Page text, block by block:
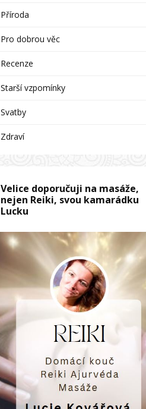
Příroda
Pro dobrou věc
Recenze
Starší vzpomínky
Svatby
Zdraví
Velice doporučuji na masáže,
nejen Reiki, svou kamarádku
Lucku